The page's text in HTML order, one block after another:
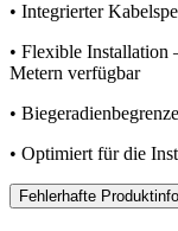
• Integrierter
• Flexible Installation
Metern verfügbar
•
• Optimiert für die
Fehlerhafte